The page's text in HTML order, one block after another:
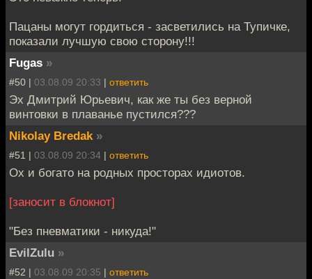
Пацаны могут гордиться - засветились на Тупичке,
показали лучшую свою сторону!!!
Fugas »
#50 | 03.08.09 20:33 | ответить
Эх Дмитрий Юрьевич, как же ты без верной
винтовки в плаванье пустился???
Nikolay Bredak »
#51 | 03.08.09 20:34 | ответить
Ох и богато на родных просторах идиотов.
[заносит в блокнот]
"Без пневматики - никуда!"
EvilZulu »
#52 | 03.08.09 20:35 | ответить